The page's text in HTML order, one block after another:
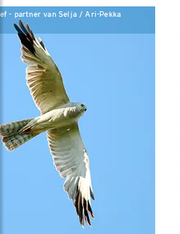
- partner van Selja / Ari-Pekka